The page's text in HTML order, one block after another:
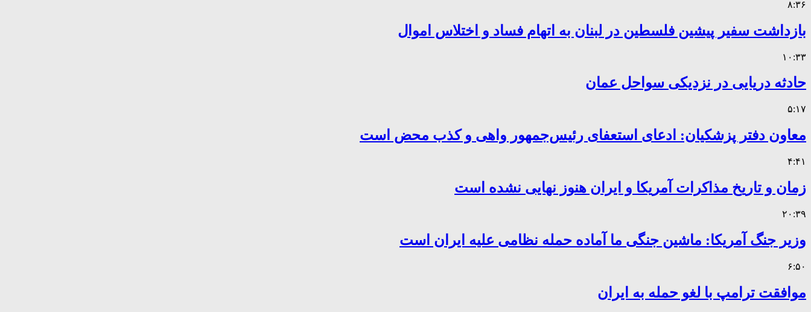
۸:۳۶
بازداشت سفیر پیشین فلسطین در لبنان به اتهام فساد و اختلاس اموال
۱۰:۳۳
حادثه دریایی در نزدیکی سواحل عمان
۵:۱۷
معاون دفتر پزشکیان: ادعای استعفای رئیس‌جمهور واهی و کذب محض است
۴:۴۱
زمان و تاریخ مذاکرات آمریکا و ایران هنوز نهایی نشده است
۲۰:۳۹
وزیر جنگ آمریکا: ماشین جنگی ما آماده حمله نظامی علیه ایران است
۶:۵۰
موافقت ترامپ با لغو حمله به ایران